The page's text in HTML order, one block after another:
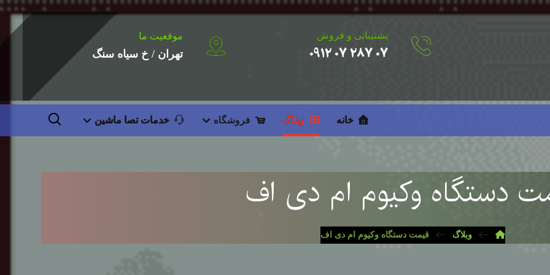
پشتیبانی و فروش
۰۷ ۲۸۷ ۰۷ ۰۹۱۲
موقعیت ما
تهران / خ سیاه سنگ
خانه وبلاگ فروشگاه خدمات تصا ماشین
دستگاه وکیوم ام دی اف
وبلاگ قیمت دستگاه وکیوم ام دی اف